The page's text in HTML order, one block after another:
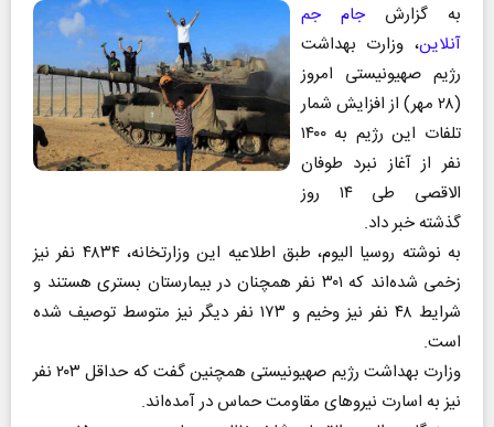
به گزارشجام جم
آنلاین، وزارت بهداشت
رژیم صهیونیستی امروز
(۲۸ مهر) از افزایش شمار
تلفات این رژیم به ۱۴۰۰
نفر از آغاز نبرد طوفان
الاقصی طی ۱۴ روز
گذشته خبر داد.
به نوشته روسیا الیوم، طبق اطلاعیه این وزارتخانه، ۴۸۳۴ نفر نیز
زخمی شده‌اند که ۳۰۱ نفر همچنان در بیمارستان بستری هستند و
شرایط ۴۸ نفر نیز وخیم و ۱۷۳ نفر دیگر نیز متوسط توصیف شده
است.
وزارت بهداشت رژیم صهیونیستی همچنین گفت که حداقل ۲۰۳ نفر
نیز به اسارت نیرو‌های مقاومت حماس در آمده‌اند.